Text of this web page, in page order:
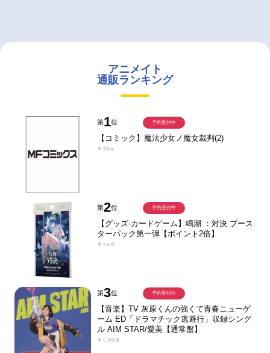
アニメイト
通販ランキング
第1位
【コミック】魔法少女ノ魔女裁判(2)
￥924
予約受付中
第2位
【グッズ-カードゲーム】鳴潮 ：対決 ブース
ターパック第一弾【ポイント2倍】
￥440
予約受付中
第3位
【音楽】TV 灰原くんの強くて青春ニューゲ
ーム ED「ドラマチック逃避行」収録シング
ル AIM STAR/愛美【通常盤】
￥1,999
予約受付中